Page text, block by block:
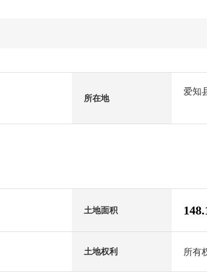
所在地
爱知
土地面积
土地权利 所有